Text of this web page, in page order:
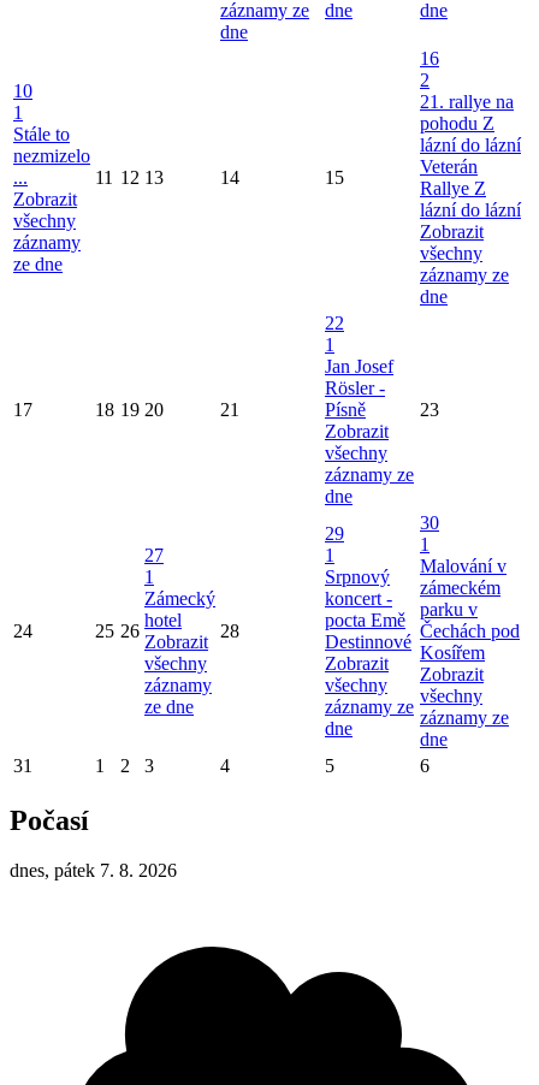
záznamy ze
dne
dne
dne
10
1
Stále to
nezmizelo
...
Zobrazit
všechny
záznamy
ze dne
11 12 13 14 15
16
2
21. rallye na
pohodu Z
lázní do lázní
Veterán
Rallye Z
lázní do lázní
Zobrazit
všechny
záznamy ze
dne
17 18 19 20 21
22
1
Jan Josef
Rösler -
Písně
Zobrazit
všechny
záznamy ze
dne
23
24 25 26
27
1
Zámecký
hotel
Zobrazit
všechny
záznamy
ze dne
28
29
1
Srpnový
koncert -
pocta Emě
Destinnové
Zobrazit
všechny
záznamy ze
dne
30
1
Malování v
zámeckém
parku v
Čechách pod
Kosířem
Zobrazit
všechny
záznamy ze
dne
31
1 2 3 4 5 6
Počasí
dnes, pátek 7. 8. 2026